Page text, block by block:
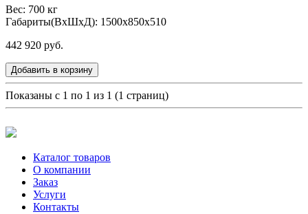
Вес: 700 кг
Габариты(ВxШxД): 1500x850x510
442 920 руб.
Добавить в корзину
Показаны с 1 по 1 из 1 (1 страниц)
Каталог товаров
О компании
Заказ
Услуги
Контакты